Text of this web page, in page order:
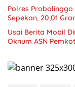
Polres
Sepekan, 20,01
Usai Berita Mobil
Oknum ASN